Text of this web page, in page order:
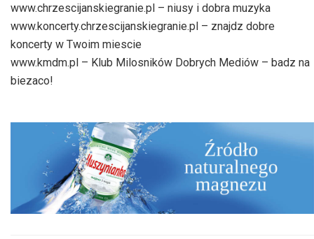
www.chrzescijanskiegranie.pl – niusy i dobra muzyka
www.koncerty.chrzescijanskiegranie.pl – znajdz dobre
koncerty w Twoim miescie
www.kmdm.pl – Klub Milosników Dobrych Mediów – badz na
biezaco!